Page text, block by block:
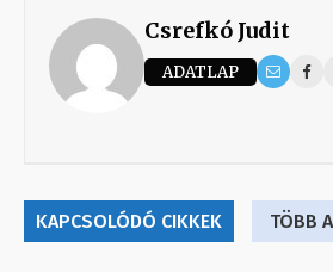
Csrefkó Judit
ADATLAP
KAPCSOLÓDÓ CIKKEK TÖBB